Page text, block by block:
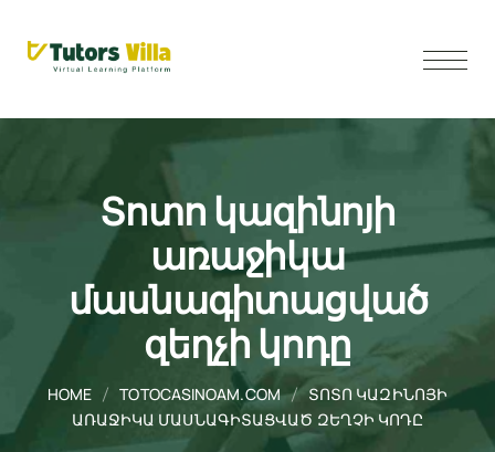
Տոտո կազինոյի
առաջիկա
մասնագիտացված
զեղչի կոդը
HOME TOTOCASINOAM.COM
ՏՈՏՈ ԿԱԶԻՆՈՅԻ
ԱՌԱՋԻԿԱ ՄԱՍՆԱԳԻՏԱՑՎԱԾ ԶԵՂՉԻ ԿՈԴԸ